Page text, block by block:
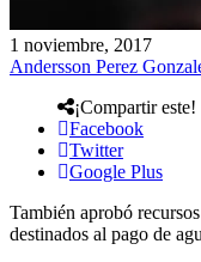
1 noviembre, 2017
Andersson Perez
¡Compartir este!
Facebook
Twitter
Google Plus
También aprobó
destinados al pago de